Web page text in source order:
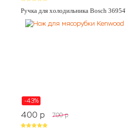
Ручка для холодильника Bosch
-43%
400 p 700 p